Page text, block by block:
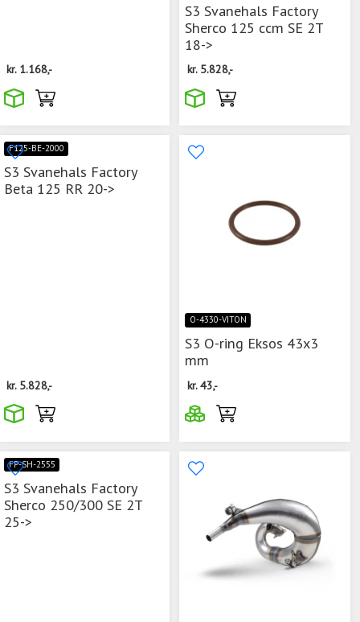
kr. 1.168,-
S3 Svanehals Factory
Sherco 125 ccm SE 2T
18->
kr. 5.828,-
F125-BE-2000
S3 Svanehals Factory
Beta 125 RR 20->
kr. 5.828,-
O-4330-VITON
S3 O-ring Eksos 43x3
mm
kr.43,-
FP-SH-2555
S3 Svanehals Factory
Sherco 250/300 SE 2T
25->